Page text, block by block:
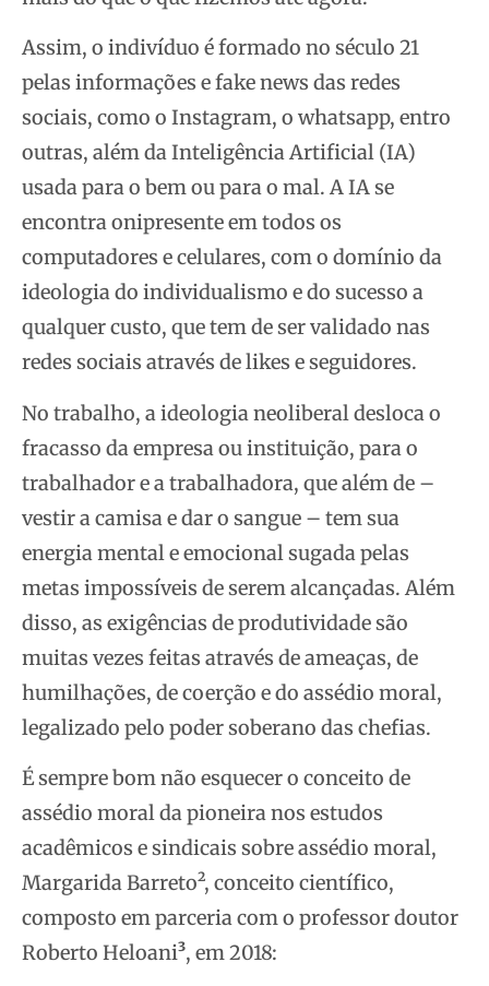
Assim, o indivíduo é formado no século 21
pelas informações e fake news das redes
sociais, como o Instagram, o whatsapp, entro
outras, além da Inteligência Artificial (IA)
usada para o bem ou para o mal. A IA se
encontra onipresente em todos os
computadores e celulares, com o domínio da
ideologia do individualismo e do sucesso a
qualquer custo, que tem de ser validado nas
redes sociais através de likes e seguidores.
No trabalho, a ideologia neoliberal desloca o
fracasso da empresa ou instituição, para o
trabalhador e a trabalhadora, que além de –
vestir a camisa e dar o sangue – tem sua
energia mental e emocional sugada pelas
metas impossíveis de serem alcançadas. Além
disso, as exigências de produtividade são
muitas vezes feitas através de ameaças, de
humilhações, de coerção e do assédio moral,
legalizado pelo poder soberano das chefias.
É sempre bom não esquecer o conceito de
assédio moral da pioneira nos estudos
acadêmicos e sindicais sobre assédio moral,
Margarida Barreto², conceito científico,
composto em parceria com o professor doutor
Roberto Heloani³, em 2018: